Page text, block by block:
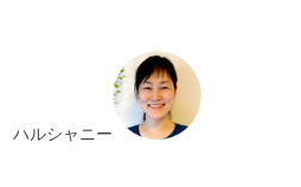
ハルシャニー